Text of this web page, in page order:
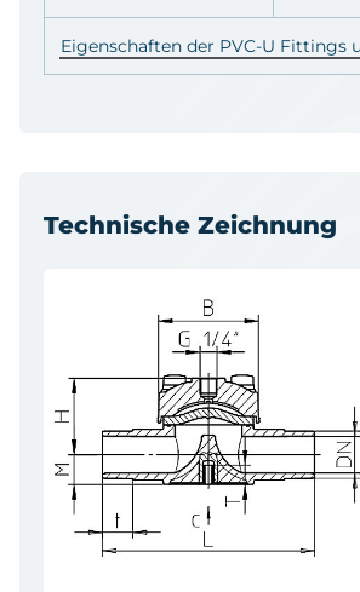
Eigenschaften der PVC-U Fittings
Technische Zeichnung